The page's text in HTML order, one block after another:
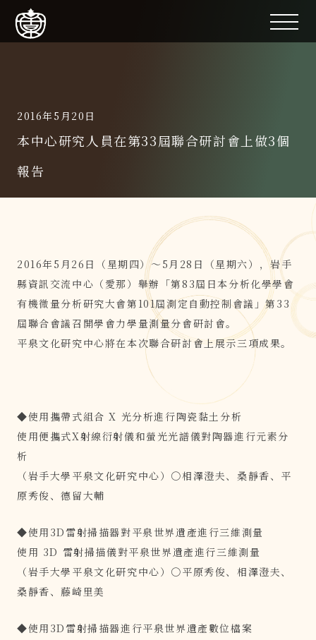
2016年5月20日
本中心研究人員在第33屆聯合研討會上做3個
報告
2016年5月26日（星期四）～5月28日（星期六），岩手
縣資訊交流中心（愛那）舉辦「第83屆日本分析化學學會
有機微量分析研究大會第101屆測定自動控制會議」第33
屆聯合會議召開學會力學量測量分會研討會。
平泉文化研究中心將在本次聯合研討會上展示三項成果。
◆使用攜帶式組合 X 光分析進行陶瓷黏土分析
使用便攜式X射線衍射儀和螢光光譜儀對陶器進行元素分
析
（岩手大學平泉文化研究中心）○相澤澄夫、桑靜香、平
原秀俊、德留大輔
◆使用3D雷射掃描器對平泉世界遺產進行三維測量
使用 3D 雷射掃描儀對平泉世界遺產進行三維測量
（岩手大學平泉文化研究中心）○平原秀俊、相澤澄夫、
桑靜香、藤崎里美
◆使用3D雷射掃描器進行平泉世界遺產數位檔案